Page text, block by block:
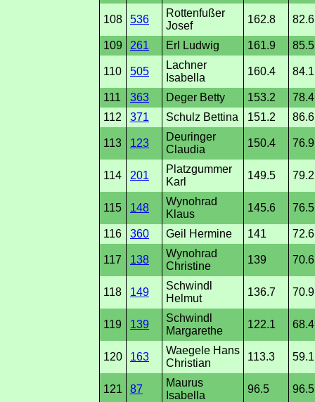
108 536
Rottenfußer
Josef
162.8 82.6
109 261 Erl Ludwig 161.9 85.5
110 505
Lachner
Isabella
160.4 84.1
111 363 Deger Betty 153.2
78.4
112
371 Schulz Bettina 151.2 86.6
113 123
Deuringer
Claudia
150.4 76.9
114 201
Platzgummer
Karl
149.5 79.2
115 148
Wynohrad
Klaus
145.6 76.5
116 360 Geil Hermine 141 72.6
117 138
Wynohrad
Christine
139 70.6
118 149
Schwindl
Helmut
136.7 70.9
119 139
Schwindl
Margarethe
122.1 68.4
120 163
Waegele Hans
Christian
113.3 59.1
121 87
Maurus
Isabella
96.5 96.5